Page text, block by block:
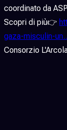
coordinato da
Scopri di più👉
gaza-misculin-
Consorzio